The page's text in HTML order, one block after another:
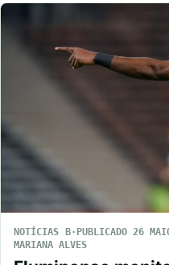
NOTÍCIAS PUBLICADO 26
MARIANA ALVES